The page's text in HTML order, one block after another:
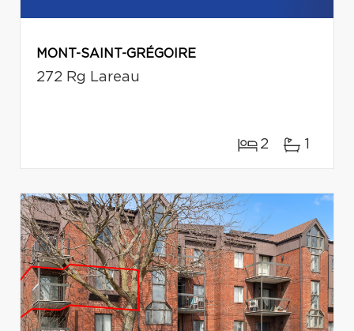
MONT-SAINT-GRÉGOIRE
272 Rg Lareau
2 1